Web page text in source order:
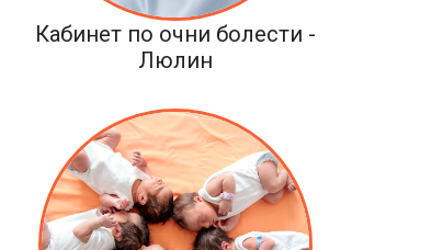
Кабинет по очни болести -
Люлин